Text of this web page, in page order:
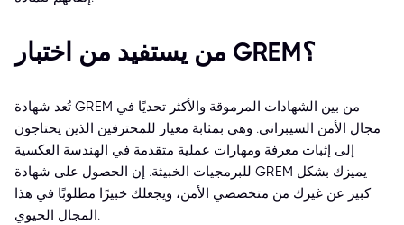
من يستفيد من اختبار GREM؟
تُعد شهادة GREM من بين الشهادات المرموقة والأكثر تحديًا في
مجال الأمن السيبراني. وهي بمثابة معيار للمحترفين الذين يحتاجون
إلى إثبات معرفة ومهارات عملية متقدمة في الهندسة العكسية
للبرمجيات الخبيثة. إن الحصول على شهادة GREM يميزك بشكل
كبير عن غيرك من متخصصي الأمن، ويجعلك خبيرًا مطلوبًا في هذا
المجال الحيوي.